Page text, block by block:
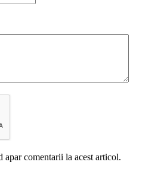
comentarii la acest articol.